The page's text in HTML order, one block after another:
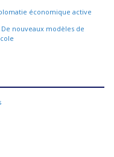
économique active
De nouveaux modèles de